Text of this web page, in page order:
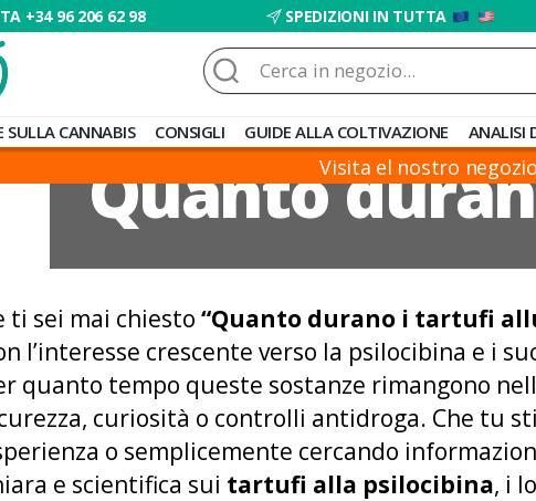
+34 96 206 62 98 SPEDIZIONI IN TUTTA
Cerca:
SULLA CANNABIS CONSIGLI GUIDE ALLA COLTIVAZIONE ANALISI
Visita el nostro
Quanto
ti sei mai chiesto “Quanto durano i tartufi
l’interesse crescente verso la psilocibina e i
quanto tempo queste sostanze rimangono
curiosità o controlli antidroga. Che tu
o semplicemente cercando
e scientifica sui tartufi alla psilocibina, i